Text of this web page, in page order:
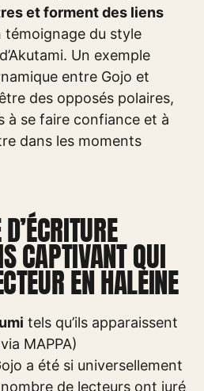
et forment des liens
témoignage du style
Un exemple
entre Gojo et
des opposés polaires,
à se faire confiance et à
dans les moments
CAPTIVANT QUI
EN HALEINE
tels qu’ils apparaissent
MAPPA)
a été si universellement
de lecteurs ont juré